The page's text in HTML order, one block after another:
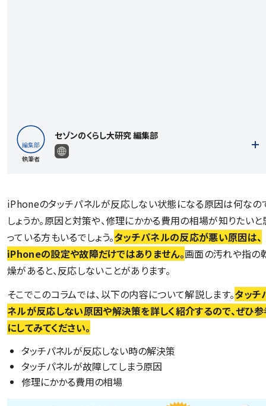
執筆者
セゾンのくらし大研究 編集部
記事一覧を見る
iPhoneのタッチパネルが反応しない状態になる原因は何なの
しょうか。原因と対策や、修理にかかる費用の相場が知りたいと
っている方もいるでしょう。タッチパネルの反応が悪い原因は、
iPhoneの設定や故障だけではありません。画面の汚れや指の
燥があると、反応しないことがあります。
そこでこのコラムでは、以下の内容について解説します。タッチ
ネルが反応しない原因や解決策を詳しく紹介するので、ぜひ
にしてみてください。
タッチパネルが反応しない時の解決策
タッチパネルが故障してしまう原因
修理にかかる費用の相場